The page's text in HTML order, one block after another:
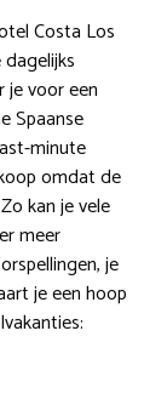
Costa Los
je voor een
Spaanse
minute
omdat de
kan je vele
meer
je
je een hoop